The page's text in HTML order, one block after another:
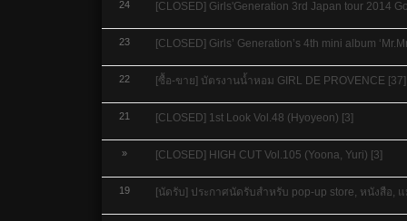
24 [CLOSED] Girls'Generation 3rd Japan tour 2014
23 [CLOSED] Girls’ Generation’s 4th mini album
22 [ซื้อ-ขาย] บัตรงานน้ำหอม GIRL DE PROVENCE [37]
21 [CLOSED] 1st Look Vol.48 (Hyoyeon) [3]
» [CLOSED] HIGH CUT Vol.105 (Yoona, Yuri) [3]
19 [นัดรับ] ประกาศนัดรับสำหรับ pop-up store, หนังสือ,